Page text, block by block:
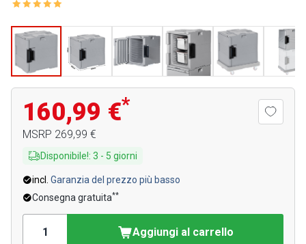
160,99 €*
MSRP 269,99 €
Disponibile!: 3 - 5 giorni
incl. Garanzia del prezzo più basso
Consegna gratuita**
Aggiungi al carrello